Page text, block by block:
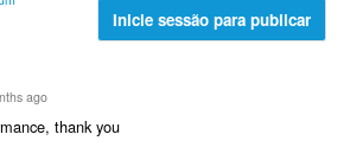
Inicie sessão para publicar
ago
thank you